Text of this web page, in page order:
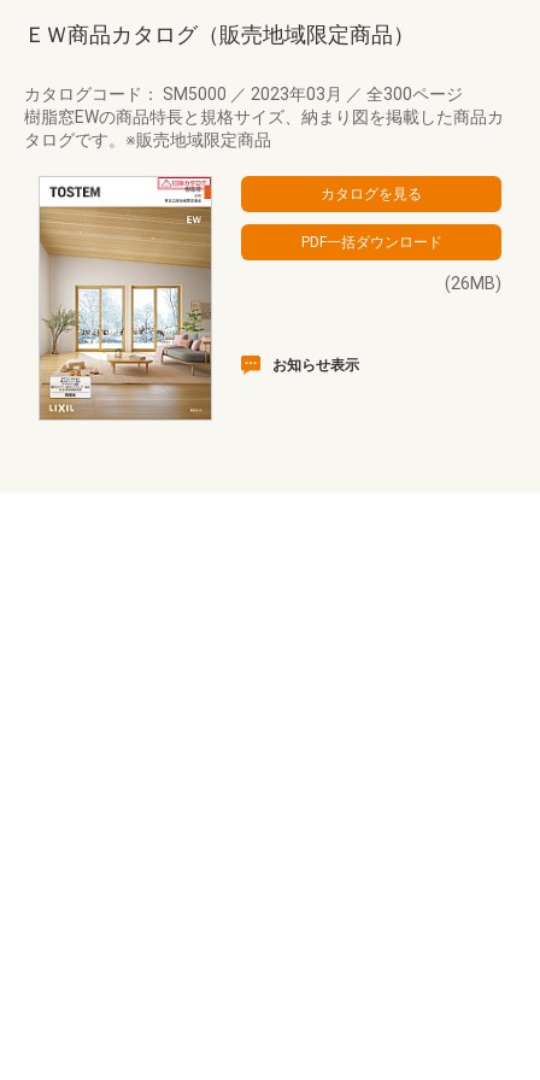
ＥＷ商品カタログ（販売地域限定商品）
カタログコード： SM5000 ／ 2023年03月 ／ 全300ページ
樹脂窓EWの商品特長と規格サイズ、納まり図を掲載した商品カ
タログです。※販売地域限定商品
(26MB)
お知らせ表示